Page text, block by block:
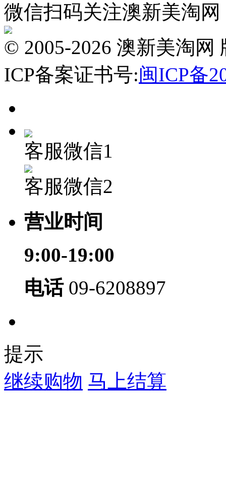
微信扫码关注澳新美淘网
© 2005-2026 澳新美淘
ICP备案证书号:闽ICP备
客服微信1
客服微信2
营业时间
9:00-19:00
电话09-6208897
提示
继续购物 马上结算